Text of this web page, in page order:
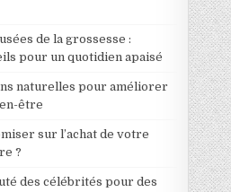
de la grossesse :
pour un quotidien apaisé
naturelles pour améliorer
être
sur l’achat de votre
?
des célébrités pour des